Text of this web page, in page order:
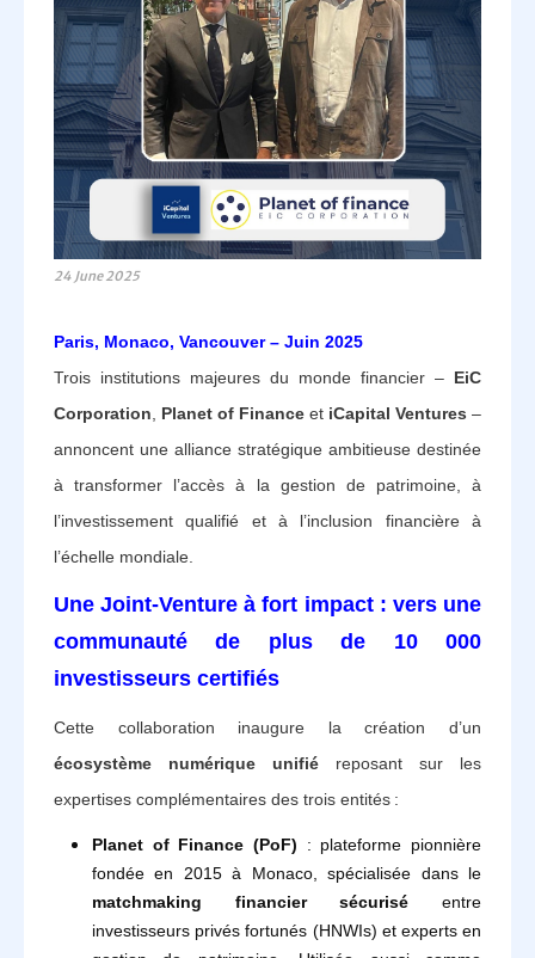
24 June 2025
Paris, Monaco, Vancouver – Juin 2025
Trois institutions majeures du monde financier – EiC
Corporation
Planet of Finance et iCapital Ventures –
annoncent une alliance stratégique ambitieuse destinée
à transformer l’accès à la gestion de patrimoine, à
l’investissement qualifié et à l’inclusion financière à
l’échelle mondiale.
Une Joint-Venture à fort impact : vers une
communauté de plus de 10 000
investisseurs certifiés
Cette collaboration inaugure la création d’un
écosystème numérique unifié reposant sur les
expertises complémentaires des trois entités :
Planet of Finance (PoF) : plateforme pionnière
fondée en 2015 à Monaco, spécialisée dans le
matchmaking financier sécurisé entre
investisseurs privés fortunés (HNWIs) et experts en